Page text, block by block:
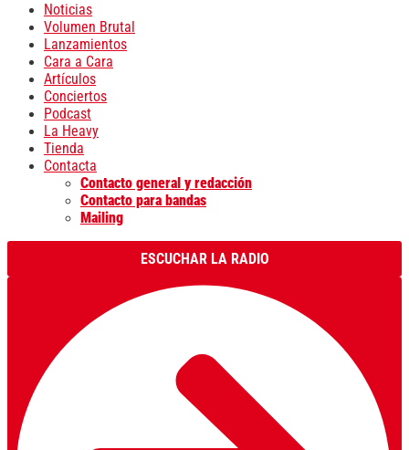
Noticias
Volumen Brutal
Lanzamientos
Cara a Cara
Artículos
Conciertos
Podcast
La Heavy
Tienda
Contacta
Contacto general y redacción
Contacto para bandas
Mailing
ESCUCHAR LA RADIO